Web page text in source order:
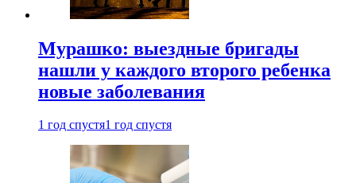
Мурашко: выездные бригады
нашли у каждого второго ребенка
новые заболевания
1 год спустя1 год спустя